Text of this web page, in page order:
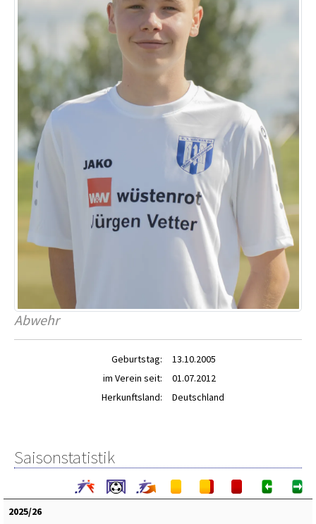
Abwehr
Geburtstag:
13.10.2005
im Verein seit:
01.07.2012
Herkunftsland:
Deutschland
Saisonstatistik
2025/26